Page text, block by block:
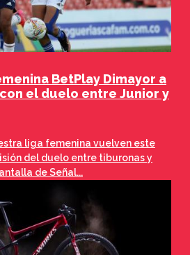
BetPlay Dimayor a
el duelo entre Junior y
liga femenina vuelven este
del duelo entre tiburonas y
de Señal...